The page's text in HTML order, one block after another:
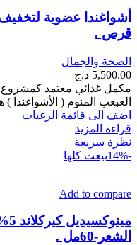
قرص .
الصحة والجمال
5,500.00 د.ج
مكمل غذائي معتمد كمشروع
العبعب المنوم (
اضف الى قائمة الرغبات
قراءة المزيد
نظرة سريعة
-14%
بيعت كلها
Add to compare
الشعر-60مل .